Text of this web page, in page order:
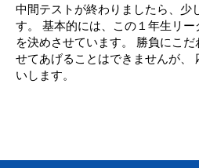
中間テストが終わりましたら、少
す。 基本的には、この１年生リ
を決めさせています。 勝負にこ
せてあげることはできませんが、
いします。